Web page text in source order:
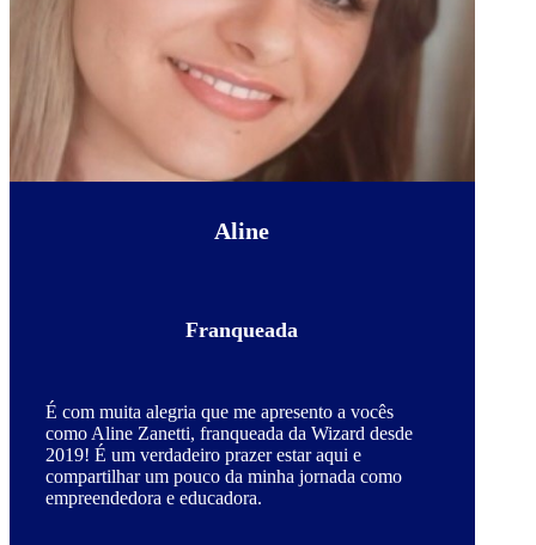
Aline
Franqueada
É com muita alegria que me apresento a vocês
como Aline Zanetti, franqueada da Wizard desde
2019! É um verdadeiro prazer estar aqui e
compartilhar um pouco da minha jornada como
empreendedora e educadora.